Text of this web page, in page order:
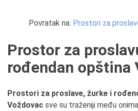
Povratak na: Prostori za
Prostor za
rođendan opština
Prostori za proslave, žurke i
Voždovac sve su traženiji među